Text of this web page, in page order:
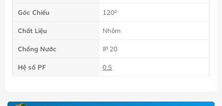
Góc Chiếu 120⁰
Chất Liệu Nhôm
Chống Nước IP 20
Hệ số PF 0.5